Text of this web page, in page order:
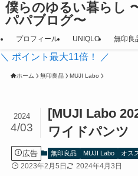
僕らのゆるい暮らし
パパブログ〜
プロフィール UNIQLO 無印良
＼ ポイント最大11倍！ ／
ホーム 無印良品 MUJI Labo
[MUJI Labo
ワイドパンツ
2024
4/03
広告 無印良品 MUJI Labo オス
2023年2月5日 2024年4月3日